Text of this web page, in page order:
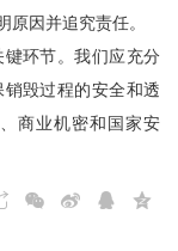
因并追究责任。
环节。我们应充分
毁过程的安全和透
商业机密和国家安